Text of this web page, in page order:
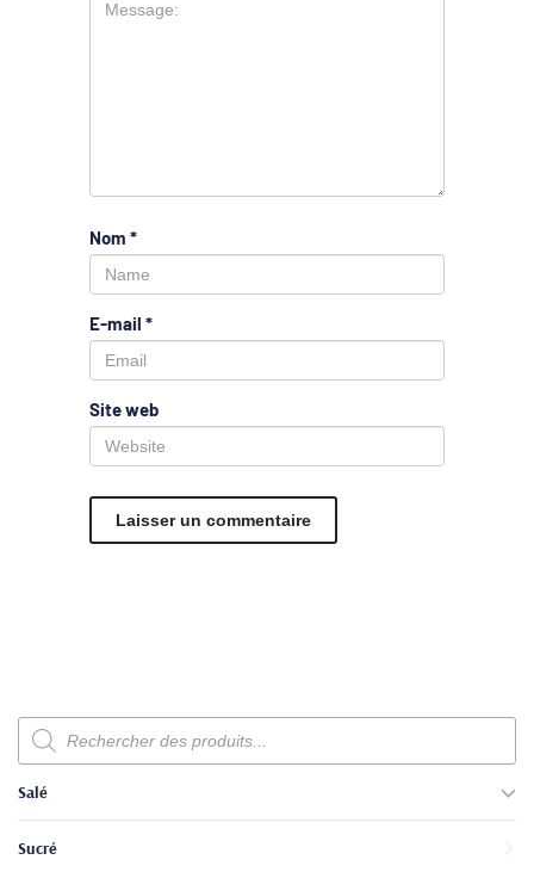
Nom *
E-mail *
Site web
Recherche
de
produits
Salé
Sucré